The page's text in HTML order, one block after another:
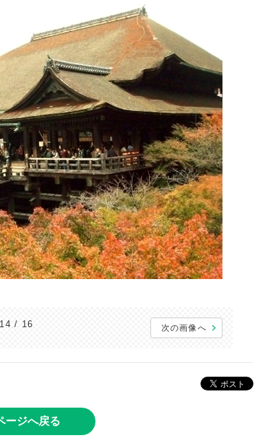
14 / 16 次の画像へ
ージへ戻る